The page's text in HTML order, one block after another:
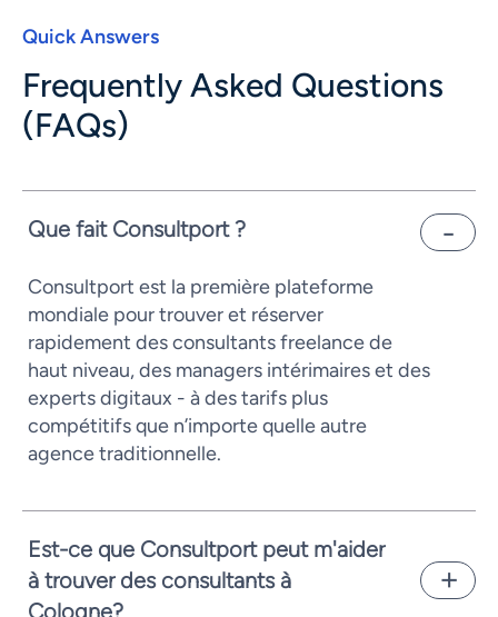
Quick Answers
Frequently Asked Questions
(FAQs)
Que fait Consultport ?
Consultport est la première plateforme
mondiale pour trouver et réserver
rapidement des consultants freelance de
haut niveau, des managers intérimaires et des
experts digitaux - à des tarifs plus
compétitifs que n’importe quelle autre
agence traditionnelle.
Est-ce que Consultport peut m'aider
à trouver des consultants à
Cologne?